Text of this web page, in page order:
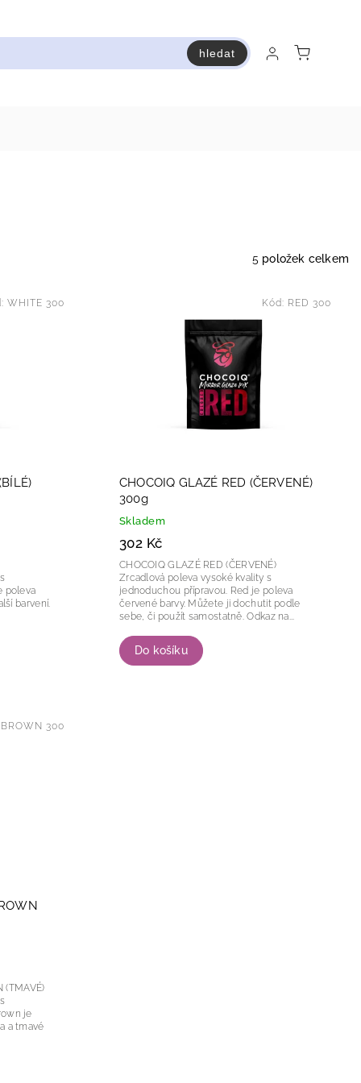
hledat
5 položek celkem
barvení.
WHITE 300
CHOCOIQ GLAZÉ RED (ČERVENÉ)
300g
Skladem
302 Kč
Do košíku
CHOCOIQ GLAZÉ RED (ČERVENÉ)
Zrcadlová poleva vysoké kvality s
jednoduchou přípravou. Red je poleva
červené barvy. Můžete ji dochutit podle
sebe, či použít samostatně. Odkaz na...
Kód: RED 300
(TMAVÉ)
a tmavé
300